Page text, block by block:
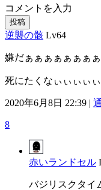
コメントを入力
投稿
逆襲の骸 Lv64
嫌だぁぁぁぁぁぁぁ
死にたくなぃぃぃぃ
2020年6月8日 22:39 |
8
赤いランドセル
バジリスクタイ